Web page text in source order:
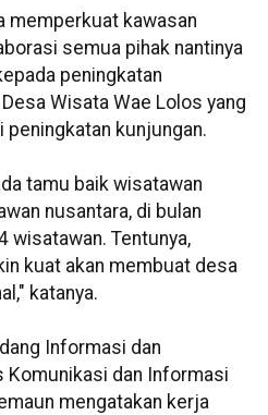
memperkuat kawasan
semua pihak nantinya
peningkatan
Wisata Wae Lolos yang
peningkatan kunjungan.
tamu baik wisatawan
nusantara, di bulan
wisatawan. Tentunya,
kuat akan membuat desa
katanya.
Informasi dan
Komunikasi dan Informasi
mengatakan kerja